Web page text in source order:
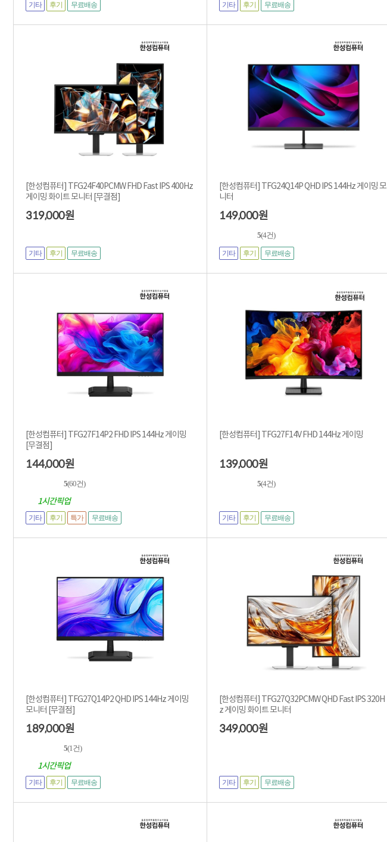
무료배송
기타 후기 무료배송
기타 후기
[한성컴퓨터] TFG24F40PCMW FHD Fast IPS 400Hz
게이밍 화이트 모니터 [무결점]
319,000원
무료배송
기타 후기
[한성컴퓨터] TFG24Q14P QHD IPS 144Hz 게이밍 모
니터
149,000원
5(4건)
무료배송
기타 후기
[한성컴퓨터] TFG27F14P2 FHD IPS 144Hz 게이밍
[무결점]
144,000원
5(60건)
1시간픽업
무료배송
기타 후기 특가
[한성컴퓨터] TFG27F14V FHD 144Hz 게이밍
139,000원
5(4건)
무료배송
기타 후기
[한성컴퓨터] TFG27Q14P2 QHD IPS 144Hz 게이밍
모니터 [무결점]
189,000원
5(1건)
1시간픽업
무료배송
기타 후기
[한성컴퓨터] TFG27Q32PCMW QHD Fast IPS 320H
z 게이밍 화이트 모니터
349,000원
무료배송
기타 후기